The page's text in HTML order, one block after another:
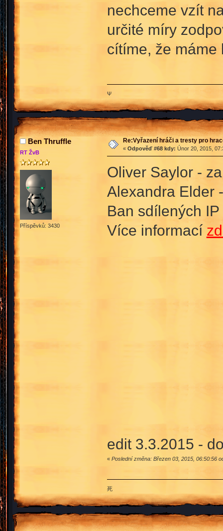
nechceme vzít
určité míry
cítíme, že máme
Ψ
Ben Thruffle
RT ŽvB
Příspěvků: 3430
Re:Vyřazení hráči a tresty pro
« Odpověď #68 kdy: Únor 20, 2015,
Oliver Saylor -
Alexandra Elder
Ban sdílených
Více informací
edit 3.3.2015 -
« Poslední změna: Březen 03, 2015, 06:50:56
死